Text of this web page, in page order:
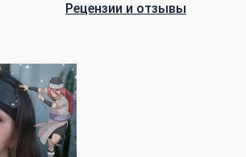
Рецензии и отзывы